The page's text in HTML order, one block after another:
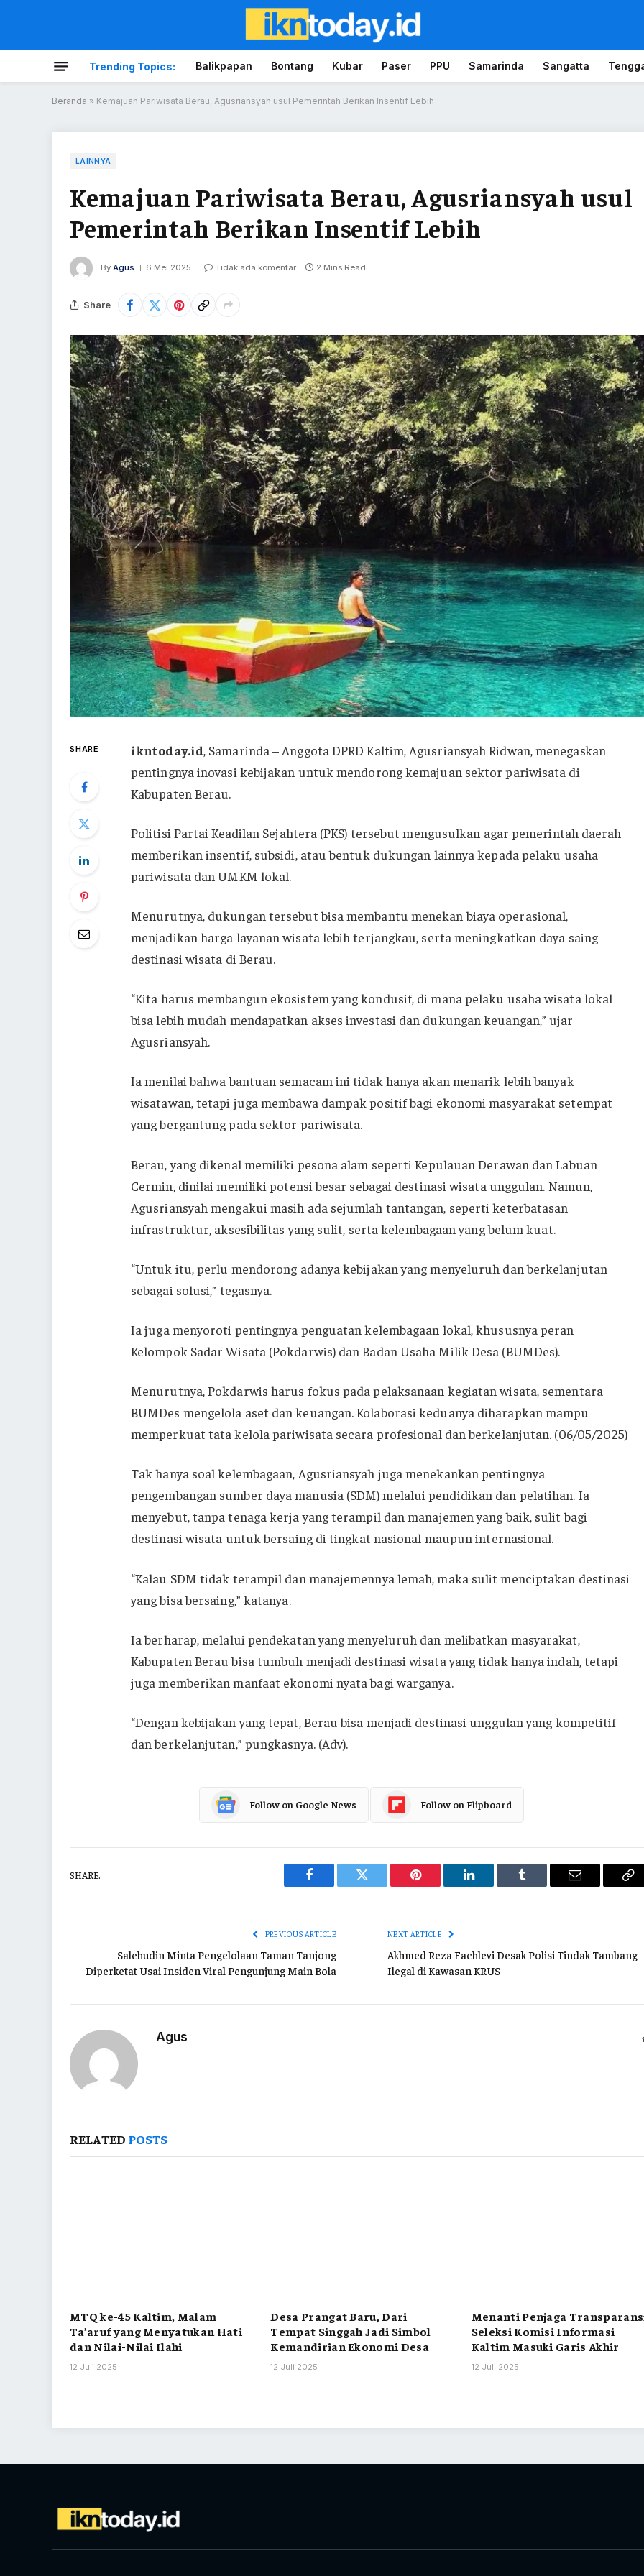
Trending Topics: Balikpapan Bontang Kubar Paser PPU Samarinda Sangatta
Beranda » Kemajuan Pariwisata Berau, Agusriansyah usul Pemerintah Berikan Insentif Lebih
LAINNYA
Kemajuan Pariwisata Berau, Agusriansyah usul
Pemerintah Berikan Insentif Lebih
By Agus 6 Mei 2025 Tidak ada komentar 2 Mins Read
Share
SHARE ikntoday.id, Samarinda – Anggota DPRD Kaltim, Agusriansyah Ridwan, menegaskan
pentingnya inovasi kebijakan untuk mendorong kemajuan sektor pariwisata di
Kabupaten Berau.
Politisi Partai Keadilan Sejahtera (PKS) tersebut mengusulkan agar pemerintah daerah
memberikan insentif, subsidi, atau bentuk dukungan lainnya kepada pelaku usaha
pariwisata dan UMKM lokal.
Menurutnya, dukungan tersebut bisa membantu menekan biaya operasional,
menjadikan harga layanan wisata lebih terjangkau, serta meningkatkan daya saing
destinasi wisata di Berau.
“Kita harus membangun ekosistem yang kondusif, di mana pelaku usaha wisata lokal
bisa lebih mudah mendapatkan akses investasi dan dukungan keuangan,” ujar
Agusriansyah.
Ia menilai bahwa bantuan semacam ini tidak hanya akan menarik lebih banyak
wisatawan, tetapi juga membawa dampak positif bagi ekonomi masyarakat setempat
yang bergantung pada sektor pariwisata.
Berau, yang dikenal memiliki pesona alam seperti Kepulauan Derawan dan Labuan
Cermin, dinilai memiliki potensi besar sebagai destinasi wisata unggulan. Namun,
Agusriansyah mengakui masih ada sejumlah tantangan, seperti keterbatasan
infrastruktur, aksesibilitas yang sulit, serta kelembagaan yang belum kuat.
“Untuk itu, perlu mendorong adanya kebijakan yang menyeluruh dan berkelanjutan
sebagai solusi,” tegasnya.
Ia juga menyoroti pentingnya penguatan kelembagaan lokal, khususnya peran
Kelompok Sadar Wisata (Pokdarwis) dan Badan Usaha Milik Desa (BUMDes).
Menurutnya, Pokdarwis harus fokus pada pelaksanaan kegiatan wisata, sementara
BUMDes mengelola aset dan keuangan. Kolaborasi keduanya diharapkan mampu
memperkuat tata kelola pariwisata secara profesional dan berkelanjutan. (06/05/2025)
Tak hanya soal kelembagaan, Agusriansyah juga menekankan pentingnya
pengembangan sumber daya manusia (SDM) melalui pendidikan dan pelatihan. Ia
menyebut, tanpa tenaga kerja yang terampil dan manajemen yang baik, sulit bagi
destinasi wisata untuk bersaing di tingkat nasional maupun internasional.
“Kalau SDM tidak terampil dan manajemennya lemah, maka sulit menciptakan destinasi
yang bisa bersaing,” katanya.
Ia berharap, melalui pendekatan yang menyeluruh dan melibatkan masyarakat,
Kabupaten Berau bisa tumbuh menjadi destinasi wisata yang tidak hanya indah, tetapi
juga memberikan manfaat ekonomi nyata bagi warganya.
“Dengan kebijakan yang tepat, Berau bisa menjadi destinasi unggulan yang kompetitif
dan berkelanjutan,” pungkasnya. (Adv).
Follow on Google News Follow on Flipboard
SHARE.
Facebook Twitter Pinterest LinkedIn Tumblr Email
PREVIOUS ARTICLE
Salehudin Minta Pengelolaan Taman Tanjong
Diperketat Usai Insiden Viral Pengunjung Main Bola
NEXT ARTICLE
Akhmed Reza Fachlevi Desak Polisi Tindak Tambang
Ilegal di Kawasan KRUS
Agus
RELATED POSTS
MTQ ke-45 Kaltim, Malam
Ta’aruf yang Menyatukan Hati
dan Nilai-Nilai Ilahi
12 Juli 2025
Desa Prangat Baru, Dari
Tempat Singgah Jadi Simbol
Kemandirian Ekonomi Desa
12 Juli 2025
Menanti Penjaga
Seleksi Komisi Informasi
Kaltim Masuki Garis Akhir
12 Juli 2025